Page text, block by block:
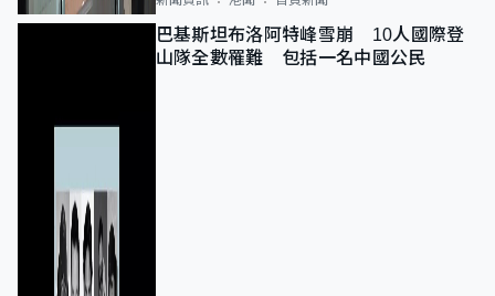
巴基斯坦布洛阿特峰雪崩 10人國際登
山隊全數罹難 包括一名中國公民